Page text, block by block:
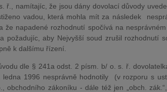
ř., namítajíc, že jsou dány dovolací důvody
vadou, která mohla mít za následek
napadené rozhodnutí spočívá na
požadujíc, aby Nejvyšší soud zrušil rozhodnutí
k dalšímu řízení.
dle § 241a odst. 2 písm. b/ o. s. ř.
ledna 1996 nesprávně hodnotily (v rozporu s
obchodního zákoníku - dále též jen „obch.